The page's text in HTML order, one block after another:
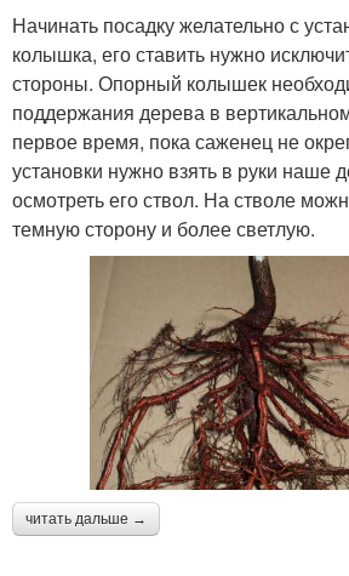
Начинать посадку желательно с
колышка, его ставить нужно
стороны. Опорный колышек
поддержания дерева в
первое время, пока саженец не
установки нужно взять в руки наше
осмотреть его ствол. На стволе
темную сторону и более светлую.
читать дальше →